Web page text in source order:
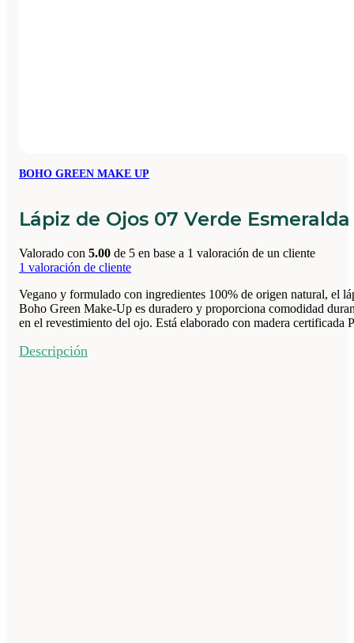
BOHO GREEN MAKE UP
Lápiz de Ojos 07 Verde
Valorado con 5.00 de 5 en base a 1 valoración de un cliente
1 valoración de cliente
Vegano y formulado con ingredientes 100% de origen natural, el
Boho Green Make-Up es duradero y proporciona comodidad
en el revestimiento del ojo. Está elaborado con madera
Descripción